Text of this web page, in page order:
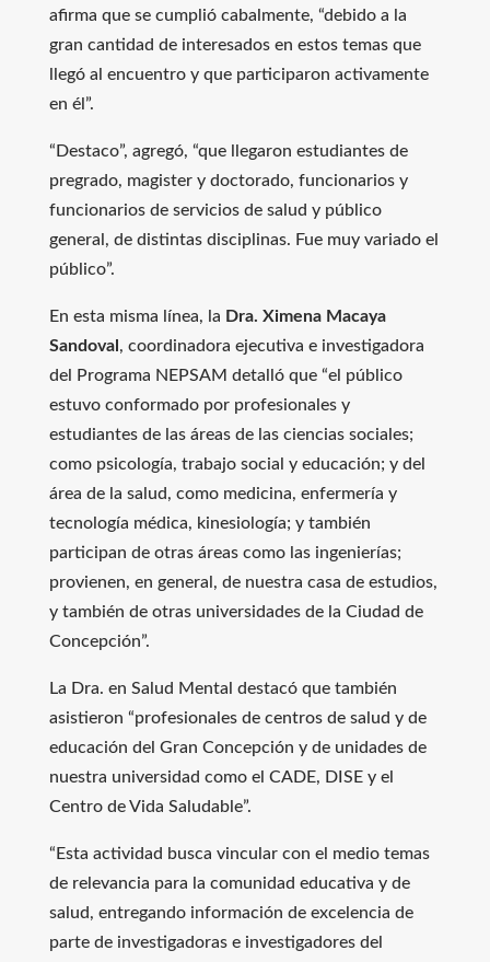
afirma que se cumplió cabalmente, “debido a la
gran cantidad de interesados en estos temas que
llegó al encuentro y que participaron activamente
en él”.
“Destaco”, agregó, “que llegaron estudiantes de
pregrado, magister y doctorado, funcionarios y
funcionarios de servicios de salud y público
general, de distintas disciplinas. Fue muy variado el
público”.
En esta misma línea, la Dra. Ximena Macaya
Sandoval , coordinadora ejecutiva e investigadora
del Programa NEPSAM detalló que “el público
estuvo conformado por profesionales y
estudiantes de las áreas de las ciencias sociales;
como psicología, trabajo social y educación; y del
área de la salud, como medicina, enfermería y
tecnología médica, kinesiología; y también
participan de otras áreas como las ingenierías;
provienen, en general, de nuestra casa de estudios,
y también de otras universidades de la Ciudad de
Concepción”.
La Dra. en Salud Mental destacó que también
asistieron “profesionales de centros de salud y de
educación del Gran Concepción y de unidades de
nuestra universidad como el CADE, DISE y el
Centro de Vida Saludable”.
“Esta actividad busca vincular con el medio temas
de relevancia para la comunidad educativa y de
salud, entregando información de excelencia de
parte de investigadoras e investigadores del